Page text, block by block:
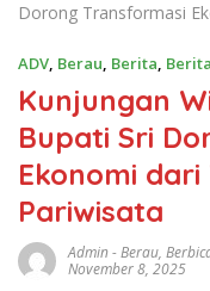
Dorong Transformasi
ADV, Berau, Berita,
Kunjungan
Bupati Sri
Ekonomi
Pariwisata
Admin-Berau,
November 8, 2025